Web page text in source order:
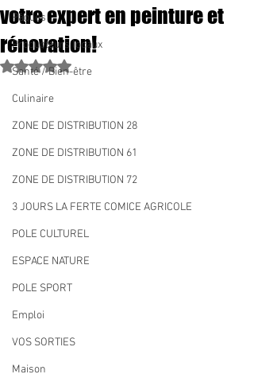
Pâques
Producteurs locaux
Santé / Bien-être
Culinaire
ZONE DE DISTRIBUTION 28
ZONE DE DISTRIBUTION 61
ZONE DE DISTRIBUTION 72
3 JOURS LA FERTE COMICE AGRICOLE
POLE CULTUREL
ESPACE NATURE
POLE SPORT
Emploi
VOS SORTIES
Maison
votre expert en peinture et
rénovation!
Noté NaN étoiles sur 5.